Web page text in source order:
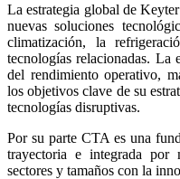
La estrategia global de
nuevas soluciones
climatización, la
tecnologías relacionadas. La
del rendimiento operativo,
los objetivos clave de su
tecnologías disruptivas.
Por su parte CTA es una
trayectoria e integrada por
sectores y tamaños con la